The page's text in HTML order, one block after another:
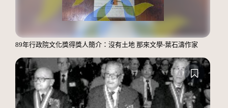
89年行政院文化獎得獎人簡介：沒有土地 那來文學-葉石濤作家